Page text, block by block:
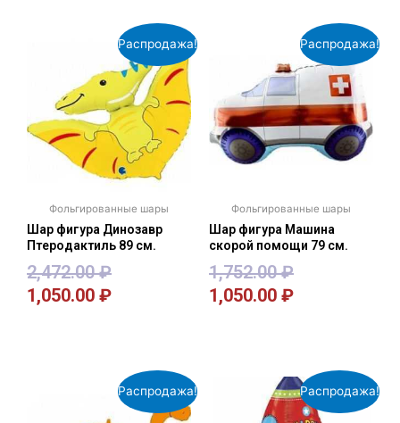
Распродажа!
Фольгированные шары
Шар фигура Динозавр
Птеродактиль 89 см.
2,472.00₽
1,050.00 ₽
Распродажа!
Фольгированные шары
Шар фигура Машина
скорой помощи 79 см.
1,752.00₽
1,050.00 ₽
Распродажа! Распродажа!